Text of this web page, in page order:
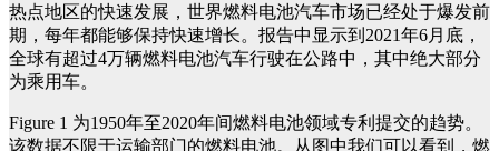
热点地区的快速发展，世界燃料电池汽车市场已经处于爆发前
期，每年都能够保持快速增长。报告中显示到2021年6月底，
全球有超过4万辆燃料电池汽车行驶在公路中，其中绝大部分
为乘用车。
Figure 1 为1950年至2020年间燃料电池领域专利提交的趋势。
该数据不限于运输部门的燃料电池。从图中我们可以看到，燃